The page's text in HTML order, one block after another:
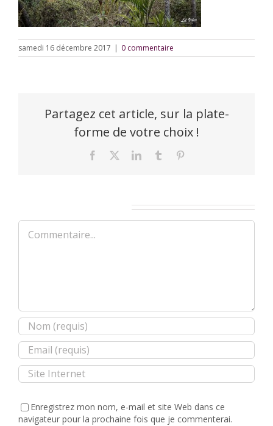
samedi 16 décembre 2017 | 0 commentaire
Partagez cet article, sur la plate-
forme de votre choix !
Facebook LinkedInTumblr
Commentaire
Enregistrez mon nom, e-mail et site Web dans ce
navigateur pour la prochaine fois que je commenterai.